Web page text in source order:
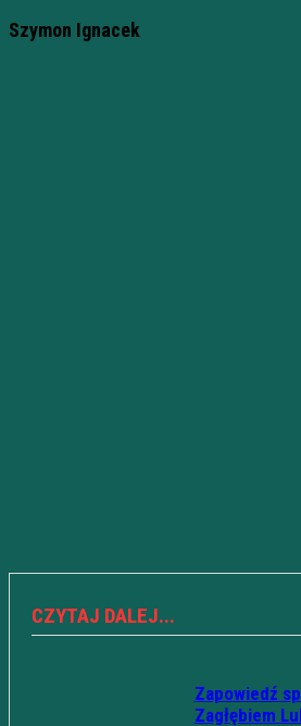
Szymon Ignacek
CZYTAJ DALEJ...
Zapowiedź
Zagłębiem